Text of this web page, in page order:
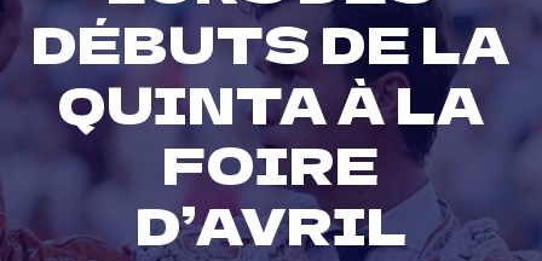
DÉBUTS DE LA
QUINTA À LA
FOIRE
D’AVRIL